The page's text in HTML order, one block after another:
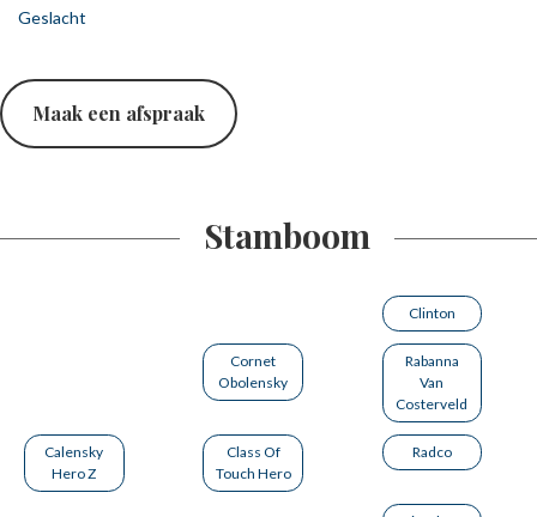
Geslacht
Maak een afspraak
Stamboom
Clinton
Cornet
Obolensky
Rabanna
Van
Costerveld
Calensky
Hero Z
Class Of
Touch Hero
Radco